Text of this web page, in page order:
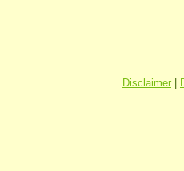
Disclaimer